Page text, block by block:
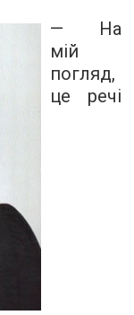
— На
мій
погляд,
це речі